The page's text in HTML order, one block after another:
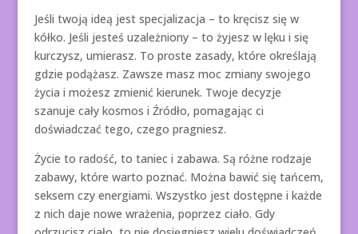
Jeśli twoją ideą jest specjalizacja – to kręcisz się w
kółko. Jeśli jesteś uzależniony – to żyjesz w lęku i się
kurczysz, umierasz. To proste zasady, które określają
gdzie podążasz. Zawsze masz moc zmiany swojego
życia i możesz zmienić kierunek. Twoje decyzje
szanuje cały kosmos i Źródło, pomagając ci
doświadczać tego, czego pragniesz.
Życie to radość, to taniec i zabawa. Są różne rodzaje
zabawy, które warto poznać. Można bawić się tańcem,
seksem czy energiami. Wszystko jest dostępne i każde
z nich daje nowe wrażenia, poprzez ciało. Gdy